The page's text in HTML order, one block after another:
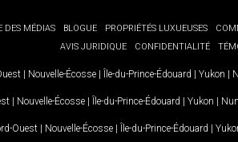
DES MÉDIAS BLOGUE PROPRIÉTÉS LUXUEUSES
AVIS JURIDIQUE
CONFIDENTIALITÉ
| Nouvelle-Écosse | Île-du-Prince-Édouard | Yukon |
| Nouvelle-Écosse | Île-du-Prince-Édouard | Yukon |
Ouest | Nouvelle-Écosse | Île-du-Prince-Édouard |